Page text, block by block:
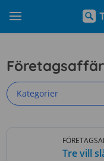
Tre vill
Kategorier